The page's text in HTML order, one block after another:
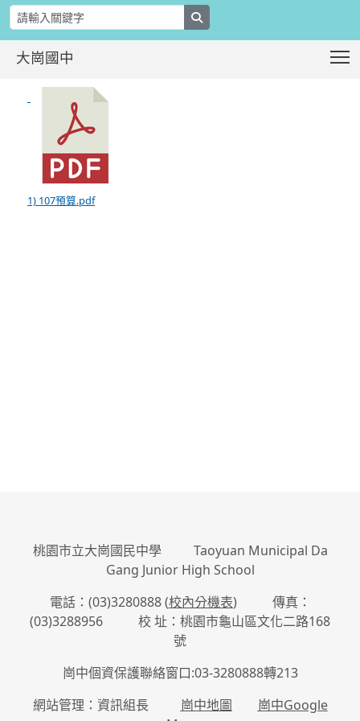
大崗國中
107年度預算報告
1) 107預算.pdf
桃園市立大崗國民中學 Taoyuan Municipal Da
Gang Junior High School
電話：(03)3280888 (校內分機表) 傳真：
(03)3288956 校 址：桃園市龜山區文化二路168
號
崗中個資保護聯絡窗口:03-3280888轉213
網站管理：資訊組長 崗中地圖
崗中Google